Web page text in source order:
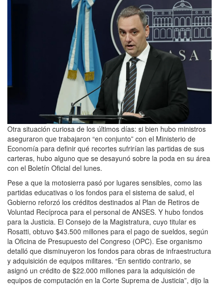
Otra situación curiosa de los últimos días: si bien hubo ministros
aseguraron que trabajaron “en conjunto” con el Ministerio de
Economía para definir qué recortes sufrirían las partidas de sus
carteras, hubo alguno que se desayunó sobre la poda en su área
con el Boletín Oficial del lunes.
Pese a que la motosierra pasó por lugares sensibles, como las
partidas educativas o los fondos para el sistema de salud, el
Gobierno reforzó los créditos destinados al Plan de Retiros de
Voluntad Recíproca para el personal de ANSES. Y hubo fondos
para la Justicia. El Consejo de la Magistratura, cuyo titular es
Rosatti, obtuvo $43.500 millones para el pago de sueldos, según
la Oficina de Presupuesto del Congreso (OPC). Ese organismo
detalló que disminuyeron los fondos para obras de infraestructura
y adquisición de equipos militares. “En sentido contrario, se
asignó un crédito de $22.000 millones para la adquisición de
equipos de computación en la Corte Suprema de Justicia”, dijo la